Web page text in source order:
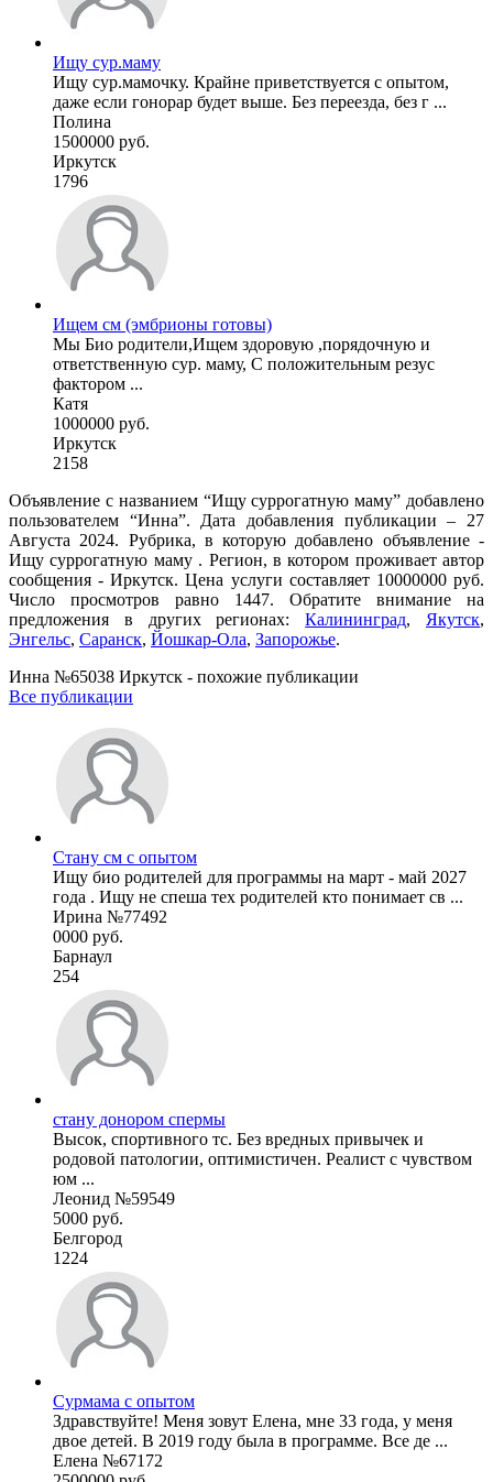
Ищу сур.маму
Ищу сур.мамочку. Крайне приветствуется с опытом,
даже если гонорар будет выше. Без переезда, без г ...
Полина
1500000 руб.
Иркутск
1796
Ищем см (эмбрионы готовы)
Мы Био родители,Ищем здоровую ,порядочную и
ответственную сур. маму, С положительным резус
фактором ...
Катя
1000000 руб.
Иркутск
2158
Объявление с названием “Ищу суррогатную маму” добавлено
пользователем “Инна”. Дата добавления публикации – 27
Августа 2024. Рубрика, в которую добавлено объявление -
Ищу суррогатную маму . Регион, в котором проживает автор
сообщения - Иркутск. Цена услуги составляет 10000000 руб.
Число просмотров равно 1447. Обратите внимание на
предложения в других регионах:Калининград, Якутск,
Энгельс, Саранск, Йошкар-Ола, Запорожье.
Инна №65038 Иркутск - похожие публикации
Все публикации
Стану см с опытом
Ищу био родителей для программы на март - май 2027
года . Ищу не спеша тех родителей кто понимает св ...
Ирина №77492
0000 руб.
Барнаул
254
стану донором спермы
Высок, спортивного тс. Без вредных привычек и
родовой патологии, оптимистичен. Реалист с чувством
юм ...
Леонид №59549
5000 руб.
Белгород
1224
Сурмама с опытом
Здравствуйте! Меня зовут Елена, мне 33 года, у меня
двое детей. В 2019 году была в программе. Все де ...
Елена №67172